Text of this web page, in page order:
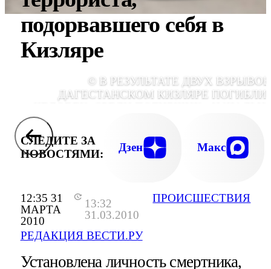
12:35 31
МАРТА
2010
13:32
31.03.2010
РЕДАКЦИЯ ВЕСТИ.РУ
ПРОИСШЕСТВИЯ
подорвавшего себя в
Кизляре
© В РЕЗУЛЬТАТЕ ДВУХ
ДАГЕСТАНСКОМ КИЗЛЯРЕ ПОГИБЛИ
КИЗЛЯРСКОГО ОВД ВИТАЛИЙ
В БОЛЬНИЦУ ДОСТАВЛЕНЫ
СЛЕДИТЕ ЗА
НОВОСТЯМИ:
Дзен Макс
Установлена личность смертника,